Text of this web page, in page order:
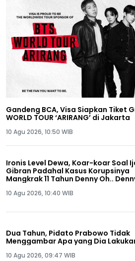
Gandeng BCA, Visa Siapkan Tiket
WORLD TOUR ‘ARIRANG’ di Jakarta
10 Agu 2026, 10:50 WIB
Ironis Level Dewa, Koar-koar Soal
Gibran Padahal Kasus Korupsinya
Mangkrak 11 Tahun Denny Oh..
10 Agu 2026, 10:40 WIB
Dua Tahun, Pidato Prabowo Tidak
Menggambar Apa yang Dia
10 Agu 2026, 09:47 WIB